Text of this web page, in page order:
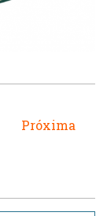
Próxima